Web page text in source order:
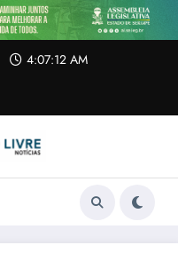
4:07:13 AM